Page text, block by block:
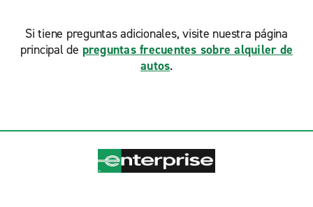
Si tiene preguntas adicionales, visite nuestra página
principal de preguntas frecuentes sobre alquiler de
autos.